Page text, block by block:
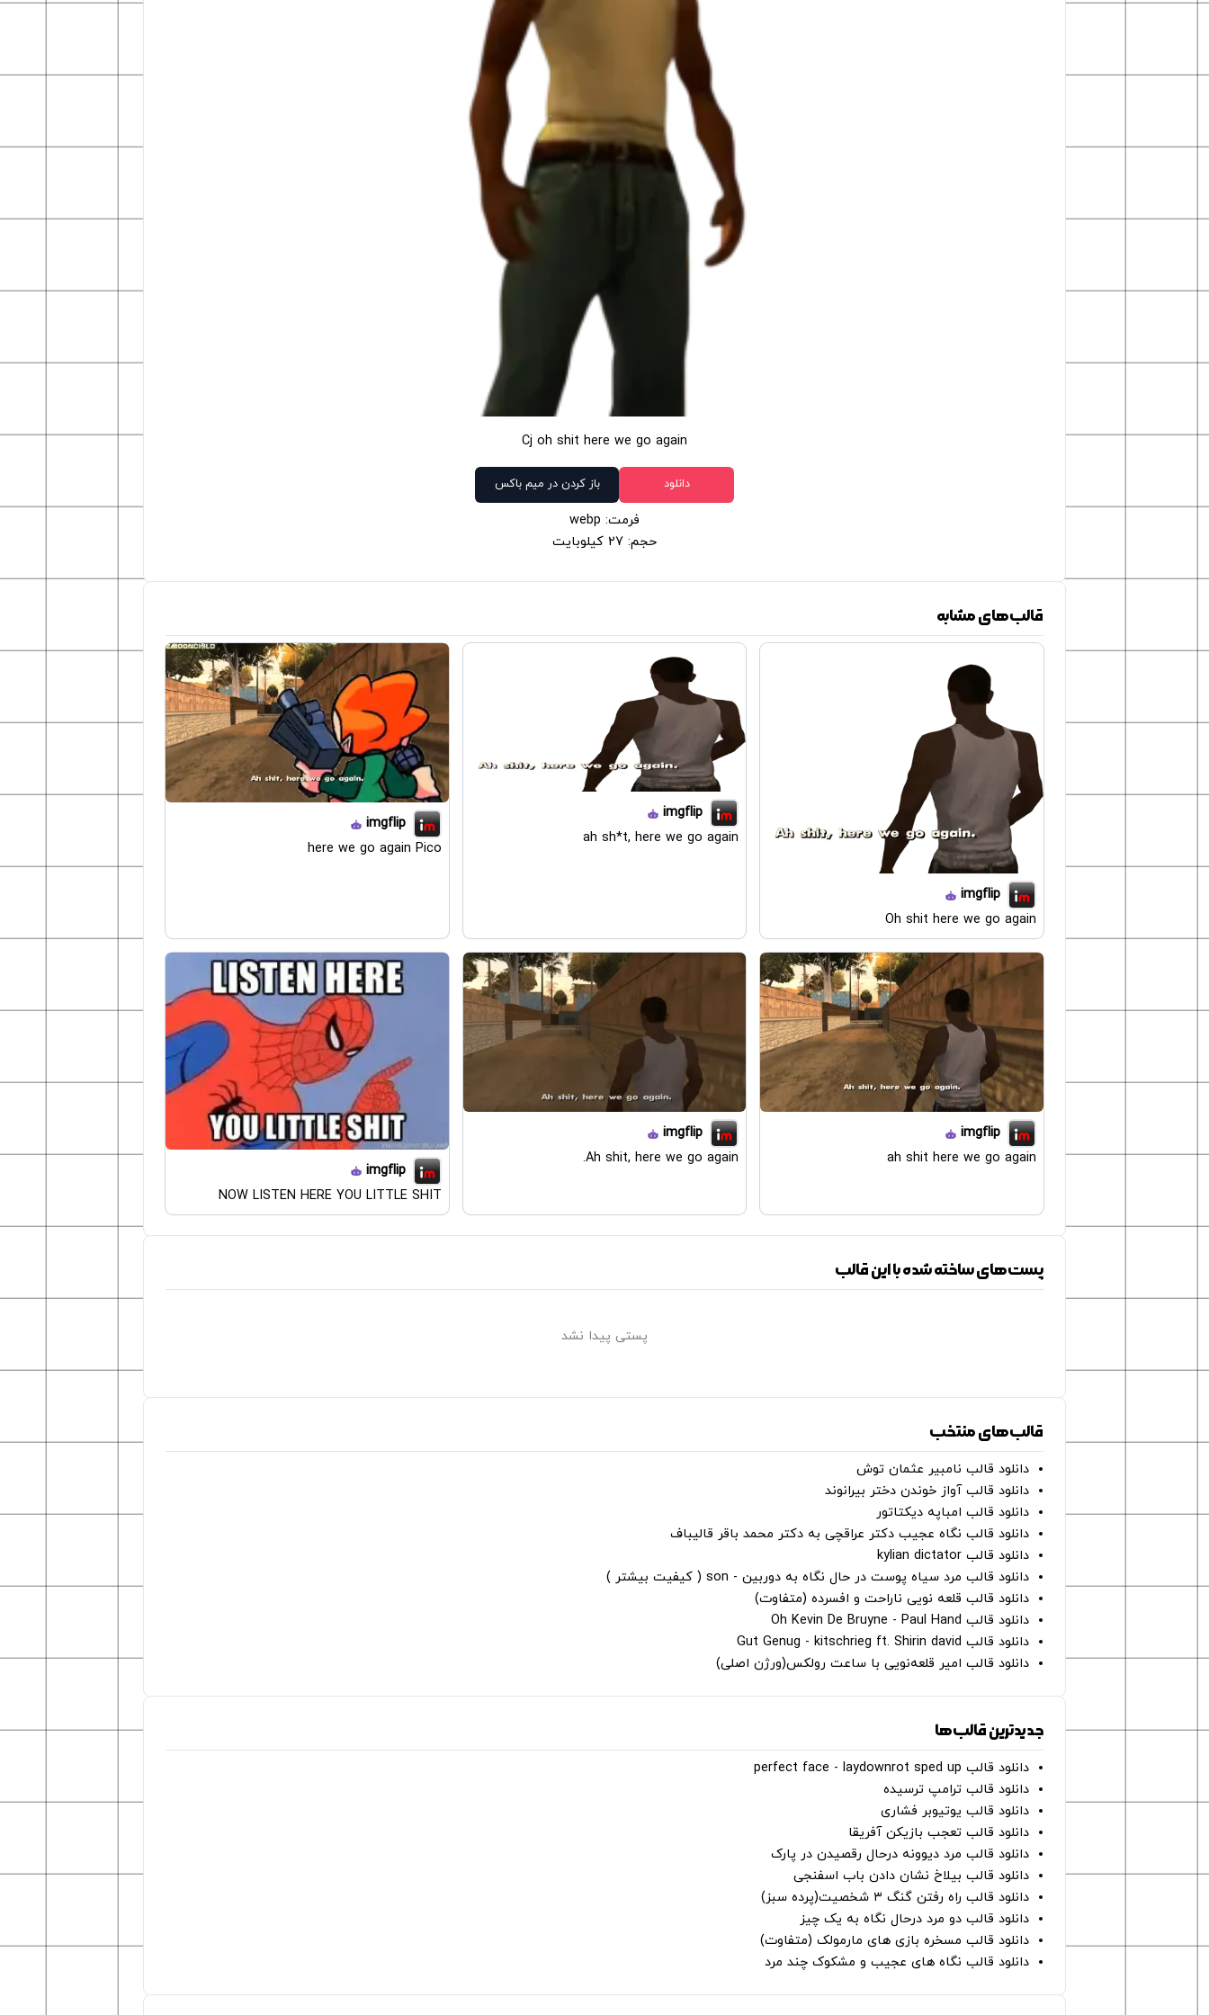
Cj oh shit here we go again
دانلود باز کردن در میم باکس
فرمت: webp
حجم: 27 کیلوبایت
قالب‌های مشابه
imgflip
Oh shit here we go again
imgflip
ah sh*t, here we go again
imgflip
here we go again Pico
imgflip
ah shit here we go again
imgflip
Ah shit, here we go again.
imgflip
NOW LISTEN HERE YOU LITTLE SHIT
پست‌های ساخته شده با این قالب
پستی پیدا نشد
قالب‌های منتخب
دانلود قالب نامبیر عثمان ‌توش
دانلود قالب آواز خوندن دختر بیرانوند
دانلود قالب امباپه دیکتاتور
دانلود قالب نگاه عجیب دکتر عراقچی به دکتر محمد باقر قالیباف
دانلود قالب kylian dictator
دانلود قالب مرد سیاه پوست در حال نگاه به دوربین - son ( کیفیت بیشتر )
دانلود قالب قلعه نویی ناراحت و افسرده (متفاوت)
دانلود قالب Oh Kevin De Bruyne - Paul Hand
دانلود قالب Gut Genug - kitschrieg ft. Shirin david
دانلود قالب امیر قلعه‌نویی با ساعت رولکس(ورژن اصلی)
جدیدترین قالب‌ها
دانلود قالب perfect face - laydownrot sped up
دانلود قالب ترامپ ترسیده
دانلود قالب یوتیوبر فشاری
دانلود قالب تعجب بازیکن آفریقا
دانلود قالب مرد دیوونه درحال رقصیدن در پارک
دانلود قالب بیلاخ نشان دادن باب اسفنجی
دانلود قالب راه رفتن گنگ ۳ شخصیت(پرده سبز)
دانلود قالب دو مرد درحال نگاه به یک چیز
دانلود قالب مسخره بازی های مارمولک (متفاوت)
دانلود قالب نگاه های عجیب و مشکوک چند مرد